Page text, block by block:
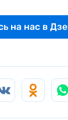
на нас в